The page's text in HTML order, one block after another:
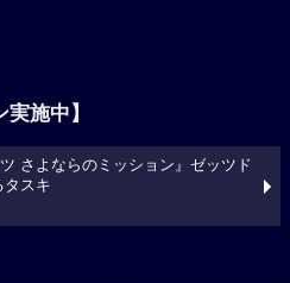
施中】
さよならのミッション』ゼッツド
タスキ